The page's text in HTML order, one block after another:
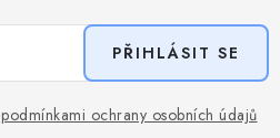
podmínkami ochrany osobních údajů
PŘIHLÁSIT SE